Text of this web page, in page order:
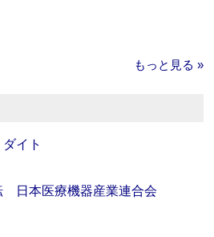
もっと見る »
イト
日本医療機器産業連合会